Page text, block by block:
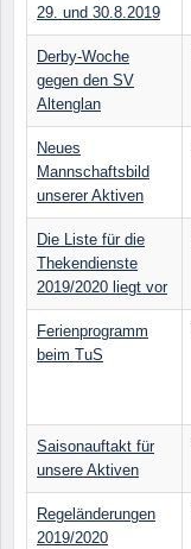
29. und 30.8.2019
Derby-Woche
gegen den SV
Altenglan
Neues
Mannschaftsbild
unserer Aktiven
Die Liste für die
Thekendienste
2019/2020 liegt vor
Ferienprogramm
beim TuS
Saisonauftakt für
unsere Aktiven
Regeländerungen
2019/2020